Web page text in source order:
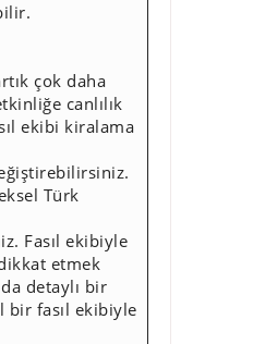
çok daha
canlılık
ekibi kiralama
Türk
Fasıl ekibiyle
etmek
detaylı bir
bir fasıl ekibiyle